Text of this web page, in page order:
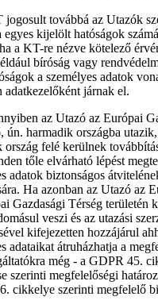
jogosult továbbá az Utazók
egyes kijelölt hatóságok
a KT-re nézve kötelező
bíróság vagy
a személyes adatok
adatkezelőként járnak el.
az Utazó az Európai
ún. harmadik országba utazik,
ország felé kerülnek
tőle elvárható lépést
adatok biztonságos
Ha azonban az Utazó az
Gazdasági Térség területén
veszi és az utazási
kifejezetten hozzájárul
adataikat átruházhatja a
még - a GDPR 45.
szerinti megfelelőségi
cikkelye szerinti megfelelő